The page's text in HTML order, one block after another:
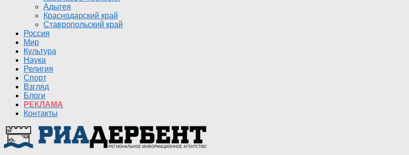
Адыгея
Краснодарский край
Ставропольский край
Россия
Мир
Культура
Наука
Религия
Спорт
Взгляд
Блоги
РЕКЛАМА
Контакты